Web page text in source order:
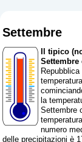
Settembre
Il tipico
Settembre
la
Settembre
numero
delle precipitazioni è